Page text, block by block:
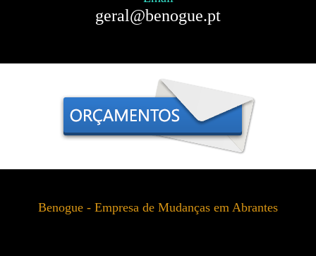
geral@benogue.pt
Benogue - Empresa de Mudanças em Abrantes